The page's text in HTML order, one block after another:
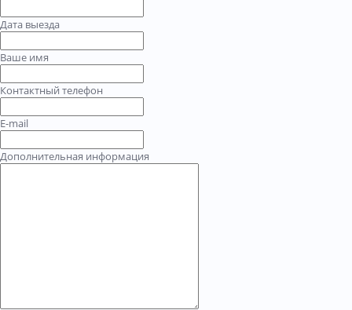
Дата выезда
Ваше имя
Контактный телефон
E-mail
Дополнительная информация